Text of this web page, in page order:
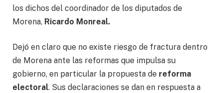
los dichos del coordinador de los diputados de
Morena, Ricardo Monreal.
Dejó en claro que no existe riesgo de fractura dentro
de Morena ante las reformas que impulsa su
gobierno, en particular la propuesta de reforma
electoral. Sus declaraciones se dan en respuesta a